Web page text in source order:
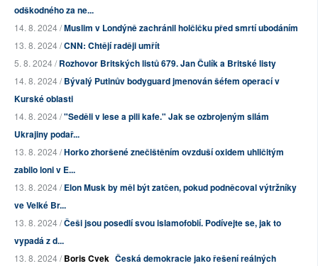
odškodného za ne...
14. 8. 2024 /Muslim v Londýně zachránil holčičku před smrtí ubodáním
13. 8. 2024 /CNN: Chtějí raději umřít
5. 8. 2024 /Rozhovor Britských listů 679. Jan Čulík a Britské listy
14. 8. 2024 /Bývalý Putinův bodyguard jmenován šéfem operací v
Kurské oblasti
14. 8. 2024 /"Seděli v lese a pili kafe." Jak se ozbrojeným silám
Ukrajiny podař...
13. 8. 2024 /Horko zhoršené znečištěním ovzduší oxidem uhličitým
zabilo loni v E...
13. 8. 2024 /Elon Musk by měl být zatčen, pokud podněcoval výtržníky
ve Velké Br...
13. 8. 2024 /Češi jsou posedlí svou islamofobií. Podívejte se, jak to
vypadá z d...
13. 8. 2024 /Boris Cvek Česká demokracie jako řešení reálných